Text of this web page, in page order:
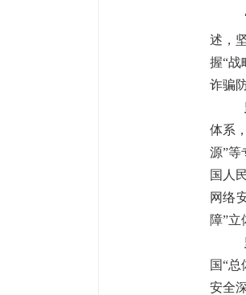
述，
握“战
诈骗
体系
源”等
国人
网络
障”立
国“总
安全